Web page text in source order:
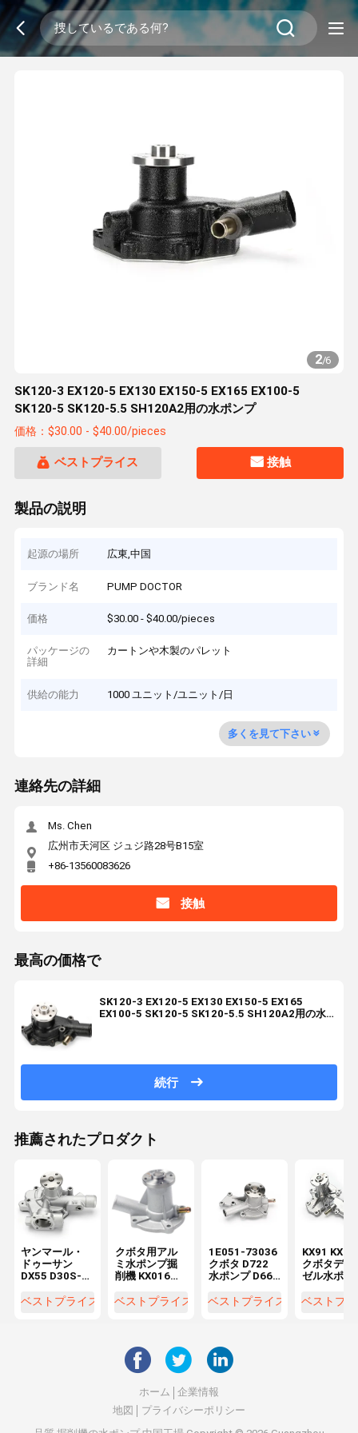
2/6
SK120-3 EX120-5 EX130 EX150-5 EX165 EX100-5
SK120-5 SK120-5.5 SH120A2用の水ポンプ
価格：$30.00 - $40.00/pieces
ベストプライス 接触
製品の説明
起源の場所 広東,中国
ブランド名 PUMP DOCTOR
価格 $30.00 - $40.00/pieces
パッケージの
詳細
カートンや木製のパレット
供給の能力 1000 ユニット/ユニット/日
多くを見て下さい
連絡先の詳細
Ms. Chen
広州市天河区 ジュジ路28号B15室
+86-13560083626
接触
最高の価格で
SK120-3 EX120-5 EX130 EX150-5 EX165
EX100-5 SK120-5 SK120-5.5 SH120A2用の水ポ
続行
推薦されたプロダクト
ヤンマール・
ドゥーサン
DX55 D30S-5
水ポンプ
ベストプライス
クボタ用アル
ミ水ポンプ掘
削機 KX016
D782
ベストプライス
1E051-73036
クボタ D722
水ポンプ D662
ンジン 7509-
ベストプライス
KX91
クボタディ
ゼル水ポン
1A051-
ベストプ
ホーム
企業情報
地図
プライバシーポリシー